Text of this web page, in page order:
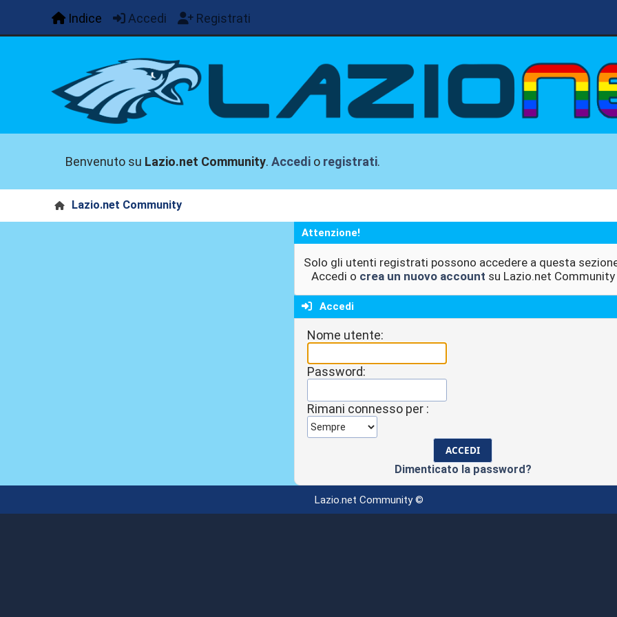
Indice Accedi Registrati
Benvenuto su Lazio.net Community.Accedi o registrati.
Lazio.net Community
Attenzione!
Solo gli utenti registrati possono accedere a questa
Accedi o crea un nuovo account su Lazio.net Community
Accedi
Nome utente:
Password:
Rimani connesso per :
Dimenticato la password?
Lazio.net Community ©